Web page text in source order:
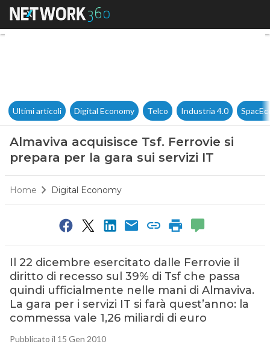
Almaviva acquisisce Tsf.
Ultimi articoli Digital Economy Telco Industria 4.0
Almaviva acquisisce Tsf. Ferrovie si
prepara per la gara sui servizi IT
Home Digital Economy
Il 22 dicembre esercitato dalle Ferrovie il
diritto di recesso sul 39% di Tsf che passa
quindi ufficialmente nelle mani di Almaviva.
La gara per i servizi IT si farà quest’anno: la
commessa vale 1,26 miliardi di euro
Pubblicato il 15 Gen 2010